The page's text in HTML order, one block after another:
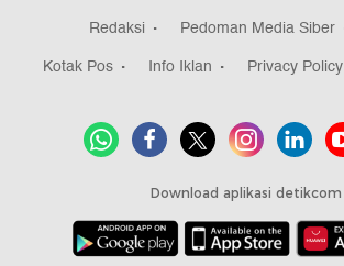
Redaksi Pedoman Media Siber
Kotak Pos
Info Iklan Privacy Policy
Download aplikasi detikcom